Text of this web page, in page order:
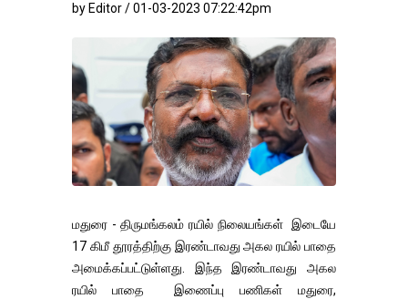
by Editor / 01-03-2023 07:22:42pm
மதுரை - திருமங்கலம் ரயில் நிலையங்கள் இடையே
17 கிமீ தூரத்திற்கு இரண்டாவது அகல ரயில் பாதை
அமைக்கப்பட்டுள்ளது. இந்த இரண்டாவது அகல
ரயில் பாதை இணைப்பு பணிகள் மதுரை,